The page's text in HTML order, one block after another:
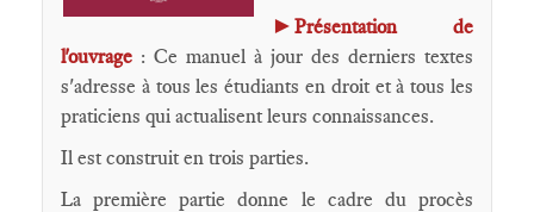
► Présentation de
l'ouvrage : Ce manuel à jour des derniers textes
s'adresse à tous les étudiants en droit et à tous les
praticiens qui actualisent leurs connaissances.
Il est construit en trois parties.
La première partie donne le cadre du procès